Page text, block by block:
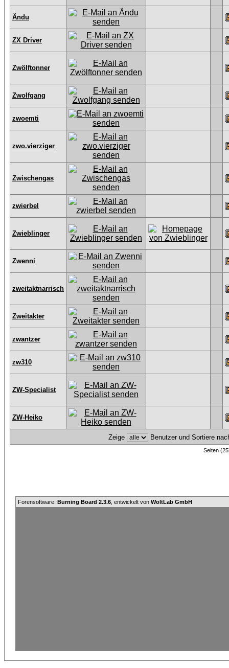
Ändu
ZX Driver
Zwölftonner
Zwolfgang
zwoemti
zwo.vierziger
Zwischengas
zwierbel
Zwieblinger
Zwenni
zweitaktnarrisch
Zweitakter
zwantzer
zw310
ZW-Specialist
ZW-Heiko
Zeige Benutzer und Sortiere
Seiten
Forensoftware: Burning Board 2.3.6 , entwickelt von WoltLab GmbH